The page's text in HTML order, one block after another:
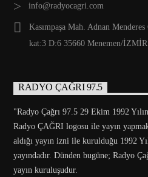
info@radyocagri.com
Kasımpaşa Mah. Adnan
kat:3 D:6 35660 Menemen/İZMİR
RADYO ÇAĞRI 97.5
"Radyo Çağrı 97.5 29 Ekim 1992
Radyo ÇAĞRI logosu ile yayın
aldığı yayın izni ile kurulduğu 1992
yayındadır. Dünden bugüne; Radyo
yayın kuruluşudur.